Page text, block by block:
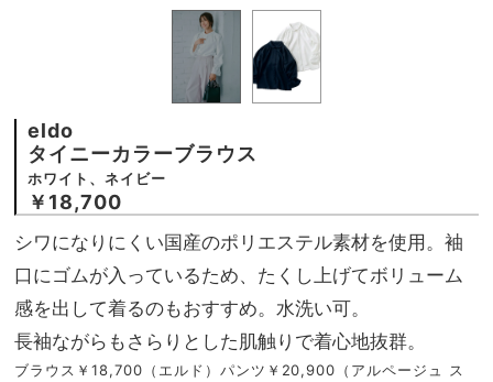
eldo
タイニーカラーブラウス
ホワイト、ネイビー
￥18,700
シワになりにくい国産のポリエステル素材を使用。袖
口にゴムが入っているため、たくし上げてボリューム
感を出して着るのもおすすめ。水洗い可。
長袖ながらもさらりとした肌触りで着心地抜群。
ブラウス￥18,700（エルド）パンツ￥20,900（アルページュ ス